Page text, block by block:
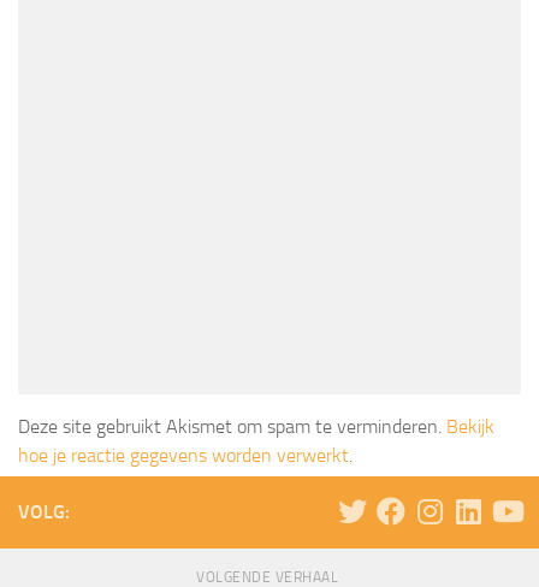
Deze site gebruikt Akismet om spam te verminderen. Bekijk
hoe je reactie gegevens worden verwerkt.
VOLG:
VOLGENDE VERHAAL